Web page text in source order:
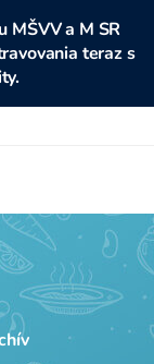
MŠVV a M SR
teraz s